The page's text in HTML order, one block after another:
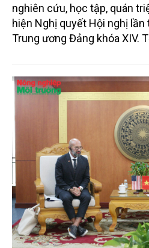
nghiên cứu, học tập, quán
hiện Nghị quyết Hội nghị lần
Trung ương Đảng khóa XIV.
trọng. Tạp chí Nông nghiệp
giới thiệu toàn văn bài phát
Bí thư, Chủ tịch nước.